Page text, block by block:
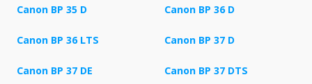
Canon BP 35 D Canon BP 36 D
Canon BP 36 LTS Canon BP 37 D
Canon BP 37 DE Canon BP 37 DTS